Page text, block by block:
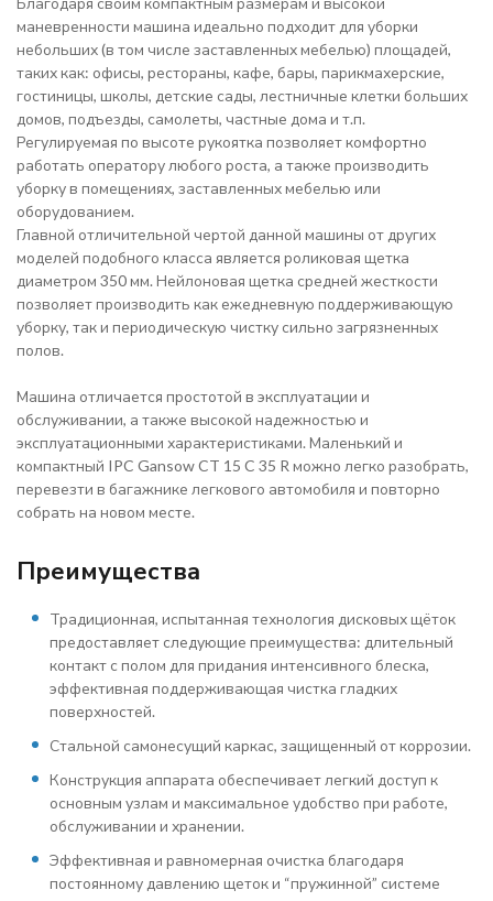
маневренности машина идеально подходит для уборки
небольших (в том числе заставленных мебелью) площадей,
таких как: офисы, рестораны, кафе, бары, парикмахерские,
гостиницы, школы, детские сады, лестничные клетки больших
домов, подъезды, самолеты, частные дома и т.п.
Регулируемая по высоте рукоятка позволяет комфортно
работать оператору любого роста, а также производить
уборку в помещениях, заставленных мебелью или
оборудованием.
Главной отличительной чертой данной машины от других
моделей подобного класса является роликовая щетка
диаметром 350 мм. Нейлоновая щетка средней жесткости
позволяет производить как ежедневную поддерживающую
уборку, так и периодическую чистку сильно загрязненных
полов.
Машина отличается простотой в эксплуатации и
обслуживании, а также высокой надежностью и
эксплуатационными характеристиками. Маленький и
компактный IPC Gansow CT 15 C 35 R можно легко разобрать,
перевезти в багажнике легкового автомобиля и повторно
собрать на новом месте.
Преимущества
Традиционная, испытанная технология дисковых щёток
предоставляет следующие преимущества: длительный
контакт с полом для придания интенсивного блеска,
эффективная поддерживающая чистка гладких
поверхностей.
Стальной самонесущий каркас, защищенный от коррозии.
Конструкция аппарата обеспечивает легкий доступ к
основным узлам и максимальное удобство при работе,
обслуживании и хранении.
Эффективная и равномерная очистка благодаря
постоянному давлению щеток и “пружинной” системе